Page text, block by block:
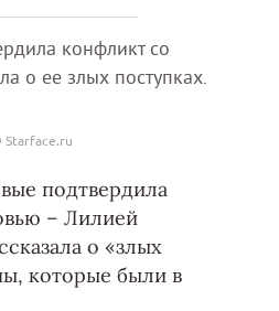
конфликт со
о ее злых поступках.
Starface.ru
подтвердила
– Лилией
о «злых
которые были в